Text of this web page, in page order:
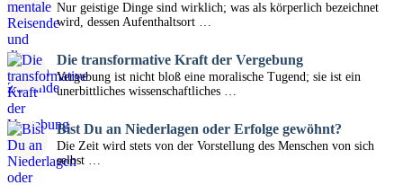
Nur geistige Dinge sind wirklich; was als körperlich bezeichnet
wird, dessen Aufenthaltsort …
Die transformative Kraft der Vergebung
Vergebung ist nicht bloß eine moralische Tugend; sie ist ein
unerbittliches wissenschaftliches …
Bist Du an Niederlagen oder Erfolge gewöhnt?
Die Zeit wird stets von der Vorstellung des Menschen von sich
selbst …